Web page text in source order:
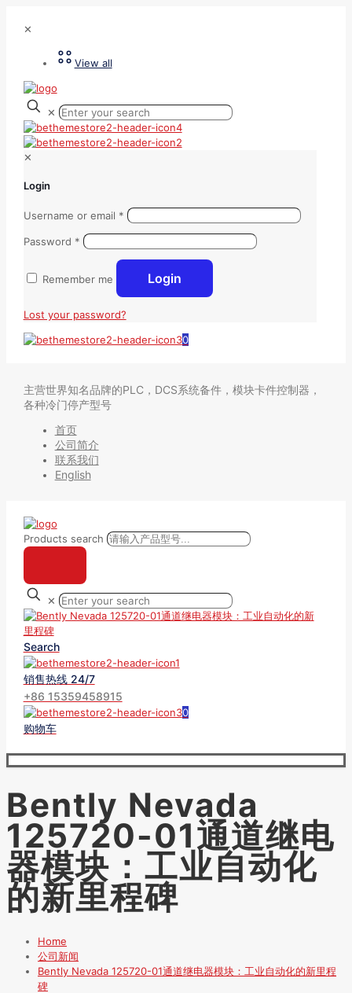
✕
View all
✕
✕
Login
Username or email *
Password *
Remember me Login
Lost your password?
0
主营世界知名品牌的PLC，DCS系统备件，模块卡件控制器，
各种冷门停产型号
首页
公司简介
联系我们
English
Products search
✕
Search
销售热线 24/7
+86 15359458915
0
购物车
Bently Nevada
125720-01通道继电
器模块：工业自动化
的新里程碑
Home
公司新闻
Bently Nevada 125720-01通道继电器模块：工业自动化的新里程
碑